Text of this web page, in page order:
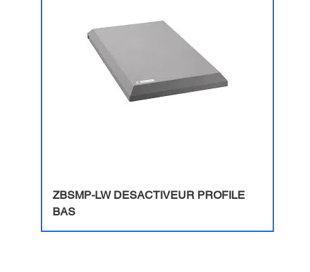
ZBSMP-LW DESACTIVEUR PROFILE
BAS